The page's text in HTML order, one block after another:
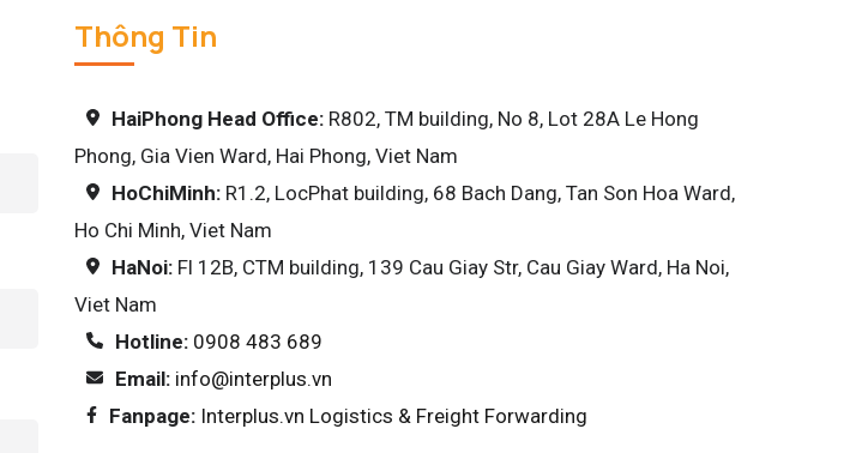
Thông Tin
HaiPhong Head Office: R802, TM building, No 8, Lot 28A Le Hong
Phong, Gia Vien Ward, Hai Phong, Viet Nam
HoChiMinh: R1.2, LocPhat building, 68 Bach Dang, Tan Son Hoa Ward,
Ho Chi Minh, Viet Nam
HaNoi: Fl 12B, CTM building, 139 Cau Giay Str, Cau Giay Ward, Ha Noi,
Viet Nam
Hotline: 0908 483 689
Email: info@interplus.vn
Fanpage: Interplus.vn Logistics & Freight Forwarding